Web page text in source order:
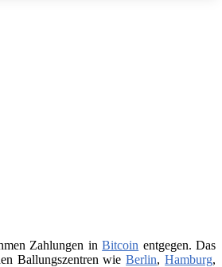
Zahlungen inBitcoin entgegen. Das
Ballungszentren wieBerlin,Hamburg,